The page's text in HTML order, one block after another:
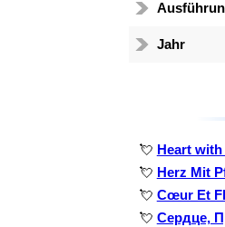
Jahr
💘 Heart
💘 Herz Mit
💘 Cœur Et
💘 Сердце,